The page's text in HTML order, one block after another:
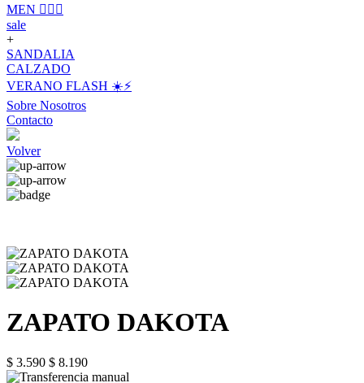
MEN 🙋🏽‍♂️
sale
+
SANDALIA
CALZADO
VERANO FLASH ☀️⚡️
Sobre Nosotros
Contacto
Volver
ZAPATO DAKOTA
$ 3.590 $ 8.190